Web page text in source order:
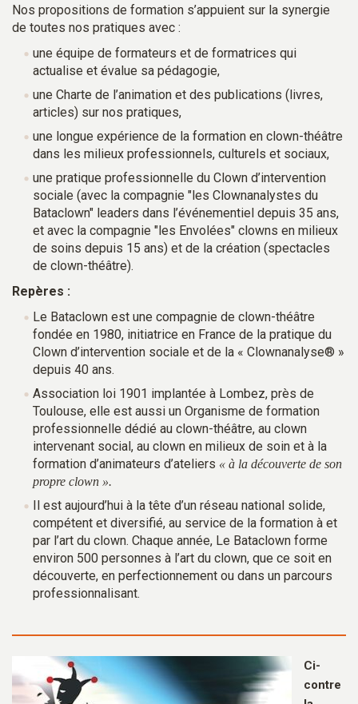
Nos propositions de formation s’appuient sur la synergie
de toutes nos pratiques avec :
une équipe de formateurs et de formatrices qui
actualise et évalue sa pédagogie,
une Charte de l’animation et des publications (livres,
articles) sur nos pratiques,
une longue expérience de la formation en clown-théâtre
dans les milieux professionnels, culturels et sociaux,
une pratique professionnelle du Clown d’intervention
sociale (avec la compagnie "les Clownanalystes du
Bataclown" leaders dans l’événementiel depuis 35 ans,
et avec la compagnie "les Envolées" clowns en milieux
de soins depuis 15 ans) et de la création (spectacles
de clown-théâtre).
Repères :
Le Bataclown est une compagnie de clown-théâtre
fondée en 1980, initiatrice en France de la pratique du
Clown d’intervention sociale et de la « Clownanalyse® »
depuis 40 ans.
Association loi 1901 implantée à Lombez, près de
Toulouse, elle est aussi un Organisme de formation
professionnelle dédié au clown-théâtre, au clown
intervenant social, au clown en milieux de soin et à la
formation d’animateurs d’ateliers « à la découverte de son
propre clown ».
Il est aujourd’hui à la tête d’un réseau national solide,
compétent et diversifié, au service de la formation à et
par l’art du clown. Chaque année, Le Bataclown forme
environ 500 personnes à l’art du clown, que ce soit en
découverte, en perfectionnement ou dans un parcours
professionnalisant.
Ci-
contre